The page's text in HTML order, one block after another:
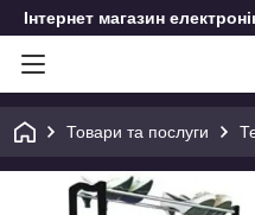
Інтернет магазин
Товари та послуги